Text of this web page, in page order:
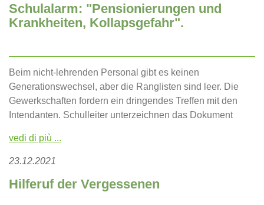
Schulalarm: "Pensionierungen und
Krankheiten, Kollapsgefahr".
Beim nicht-lehrenden Personal gibt es keinen
Generationswechsel, aber die Ranglisten sind leer. Die
Gewerkschaften fordern ein dringendes Treffen mit den
Intendanten. Schulleiter unterzeichnen das Dokument
vedi di più ...
23.12.2021
Hilferuf der Vergessenen